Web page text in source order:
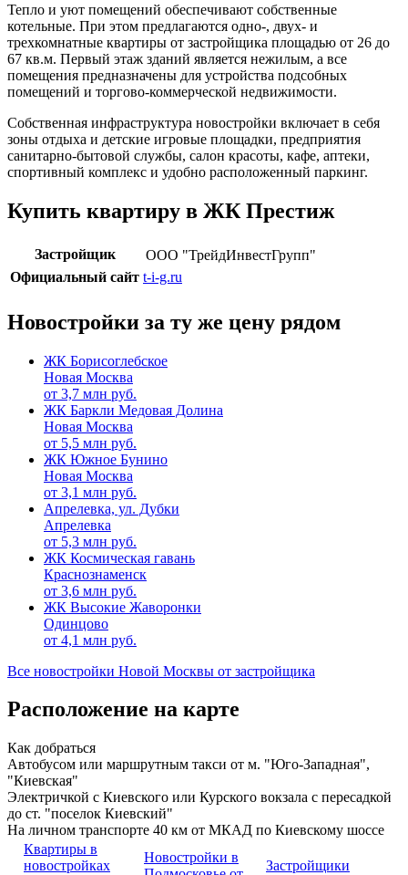
Тепло и уют помещений обеспечивают собственные
котельные. При этом предлагаются одно-, двух- и
трехкомнатные квартиры от застройщика площадью от 26 до
67 кв.м. Первый этаж зданий является нежилым, а все
помещения предназначены для устройства подсобных
помещений и торгово-коммерческой недвижимости.
Собственная инфраструктура новостройки включает в себя
зоны отдыха и детские игровые площадки, предприятия
санитарно-бытовой службы, салон красоты, кафе, аптеки,
спортивный комплекс и удобно расположенный паркинг.
Купить квартиру в ЖК Престиж
Застройщик
ООО "ТрейдИнвестГрупп"
Официальный сайт t-i-g.ru
Новостройки за ту же цену рядом
ЖК Борисоглебское
Новая Москва
от 3,7 млн руб.
ЖК Баркли Медовая Долина
Новая Москва
от 5,5 млн руб.
ЖК Южное Бунино
Новая Москва
от 3,1 млн руб.
Апрелевка, ул. Дубки
Апрелевка
от 5,3 млн руб.
ЖК Космическая гавань
Краснознаменск
от 3,6 млн руб.
ЖК Высокие Жаворонки
Одинцово
от 4,1 млн руб.
Все новостройки Новой Москвы от застройщика
Расположение на карте
Как добраться
Автобусом или маршрутным такси от м. "Юго-Западная",
"Киевская"
Электричкой с Киевского или Курского вокзала с пересадкой
до ст. "поселок Киевский"
На личном транспорте 40 км от МКАД по Киевскому шоссе
Квартиры в
новостройках
Новостройки в
Застройщики